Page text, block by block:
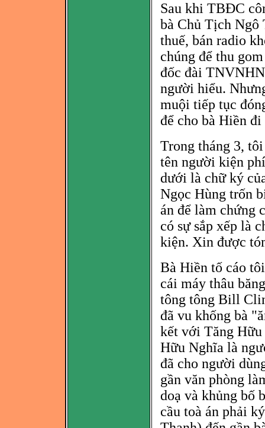
Sau khi TBĐC
bà Chủ Tịch Ngô
thuế, bán radio
chúng để thu
đốc đài
người hiểu.
muội tiếp tục
để cho bà Hiền
Trong tháng 3,
tên người kiện
dưới là chữ ký
Ngọc Hùng trốn
án để làm chứng
có sự sắp xếp là
kiện. Xin được
Bà Hiền tố cáo
cái máy thâu
tông tông Bill
đã vu khống bà "ă
kết với Tăng
Hữu Nghĩa là
đã cho người
gần văn phòng
doạ và khủng bố
cầu toà án phải